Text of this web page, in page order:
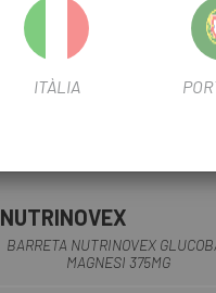
NUTRINOVEX
BARRETA NUTRINOVEX
MAGNESI 375MG
ITÀLIA